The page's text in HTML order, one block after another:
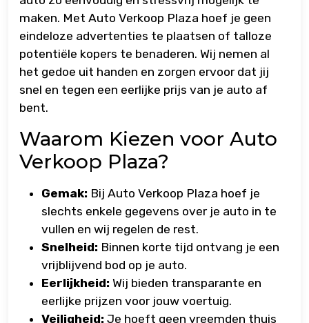
maken. Met Auto Verkoop Plaza hoef je geen
eindeloze advertenties te plaatsen of talloze
potentiële kopers te benaderen. Wij nemen al
het gedoe uit handen en zorgen ervoor dat jij
snel en tegen een eerlijke prijs van je auto af
bent.
Waarom Kiezen voor Auto
Verkoop Plaza?
Gemak: Bij Auto Verkoop Plaza hoef je
slechts enkele gegevens over je auto in te
vullen en wij regelen de rest.
Snelheid: Binnen korte tijd ontvang je een
vrijblijvend bod op je auto.
Eerlijkheid: Wij bieden transparante en
eerlijke prijzen voor jouw voertuig.
Veiligheid: Je hoeft geen vreemden thuis